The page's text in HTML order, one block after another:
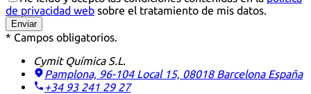
de privacidad web sobre el tratamiento de mis datos.
Enviar
* Campos obligatorios.
Cymit Química S.L.
Pamplona, 96-104 Local 15, 08018 Barcelona España
+34 93 241 29 27